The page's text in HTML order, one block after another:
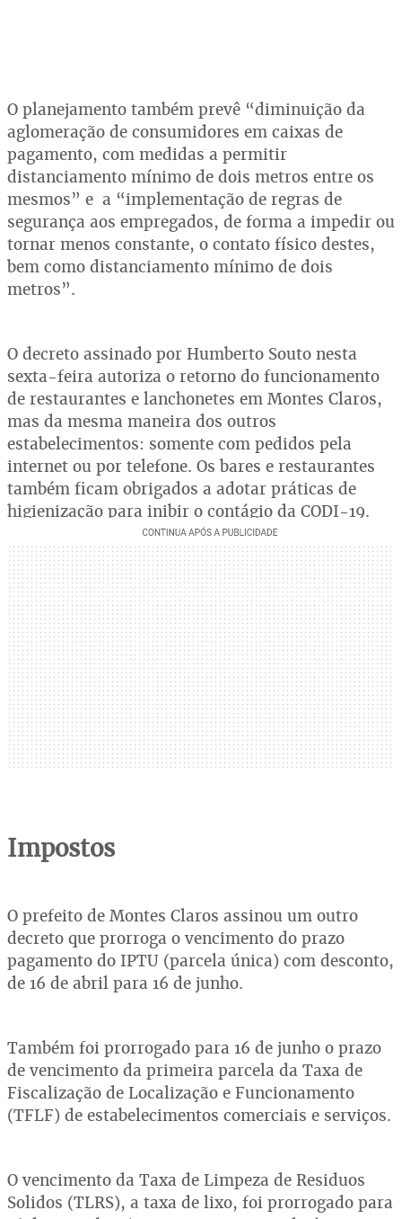
O planejamento também prevê “diminuição da
aglomeração de consumidores em caixas de
pagamento, com medidas a permitir
distanciamento mínimo de dois metros entre os
mesmos” e a “implementação de regras de
segurança aos empregados, de forma a impedir ou
tornar menos constante, o contato físico destes,
bem como distanciamento mínimo de dois
metros”.
O decreto assinado por Humberto Souto nesta
sexta-feira autoriza o retorno do funcionamento
de restaurantes e lanchonetes em Montes Claros,
mas da mesma maneira dos outros
estabelecimentos: somente com pedidos pela
internet ou por telefone. Os bares e restaurantes
também ficam obrigados a adotar práticas de
higienização para inibir o contágio da CODI-19.
Impostos
O prefeito de Montes Claros assinou um outro
decreto que prorroga o vencimento do prazo
pagamento do IPTU (parcela única) com desconto,
de 16 de abril para 16 de junho.
Também foi prorrogado para 16 de junho o prazo
de vencimento da primeira parcela da Taxa de
Fiscalização de Localização e Funcionamento
(TFLF) de estabelecimentos comerciais e serviços.
O vencimento da Taxa de Limpeza de Residuos
Solidos (TLRS), a taxa de lixo, foi prorrogado para